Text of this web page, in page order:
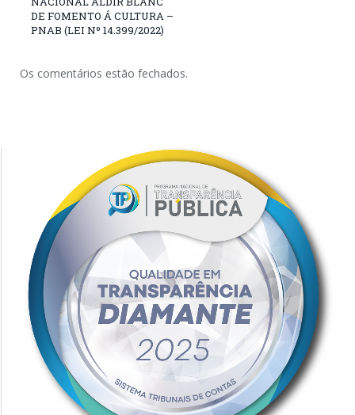
DE FOMENTO Á CULTURA –
PNAB (LEI Nº 14.399/2022)
Os comentários estão fechados.